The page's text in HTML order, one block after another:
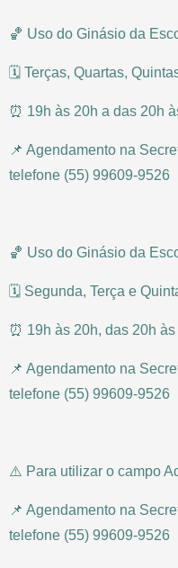
🏀 Uso do Ginásio da
🗓 Terças, Quartas,
⏰ 19h às 20h a das 20h
📌 Agendamento na
telefone (55) 99609-9526
🏀 Uso do Ginásio da
🗓 Segunda, Terça e
⏰ 19h às 20h, das 20h
📌 Agendamento na
telefone (55) 99609-9526
⚠️ Para utilizar o campo
📌 Agendamento na
telefone (55) 99609-9526